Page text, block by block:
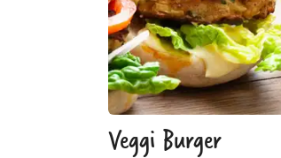
Veggi Burger